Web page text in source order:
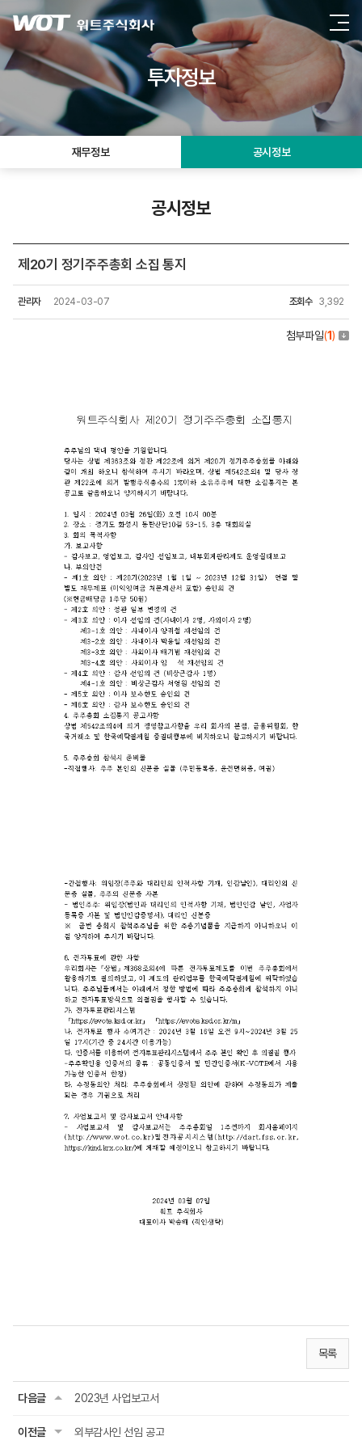
투자정보
재무정보 공시정보
공시정보
제20기 정기주주총회 소집 통지
관리자 2024-03-07 조회수 3,392
첨부파일(1)
목록
다음글 2023년 사업보고서
이전글 외부감사인 선임 공고